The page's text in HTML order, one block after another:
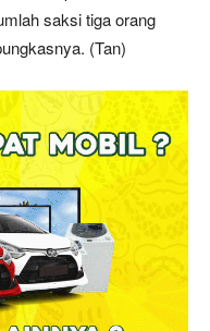
saksi tiga orang
(Tan)